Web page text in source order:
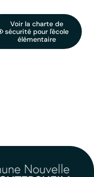
Voir la charte de
sécurité pour l'école
élémentaire